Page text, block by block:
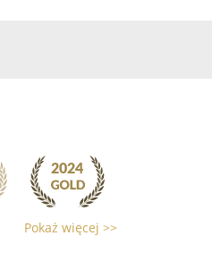
Pokaż więcej >>